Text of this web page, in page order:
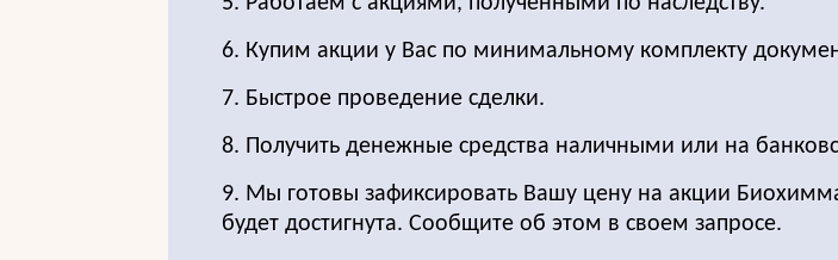
6. Купим акции у Вас по минимальному комплекту
7. Быстрое проведение сделки.
8. Получить денежные средства наличными или на
9. Мы готовы зафиксировать Вашу цену на акции
будет достигнута. Сообщите об этом в своем запросе.